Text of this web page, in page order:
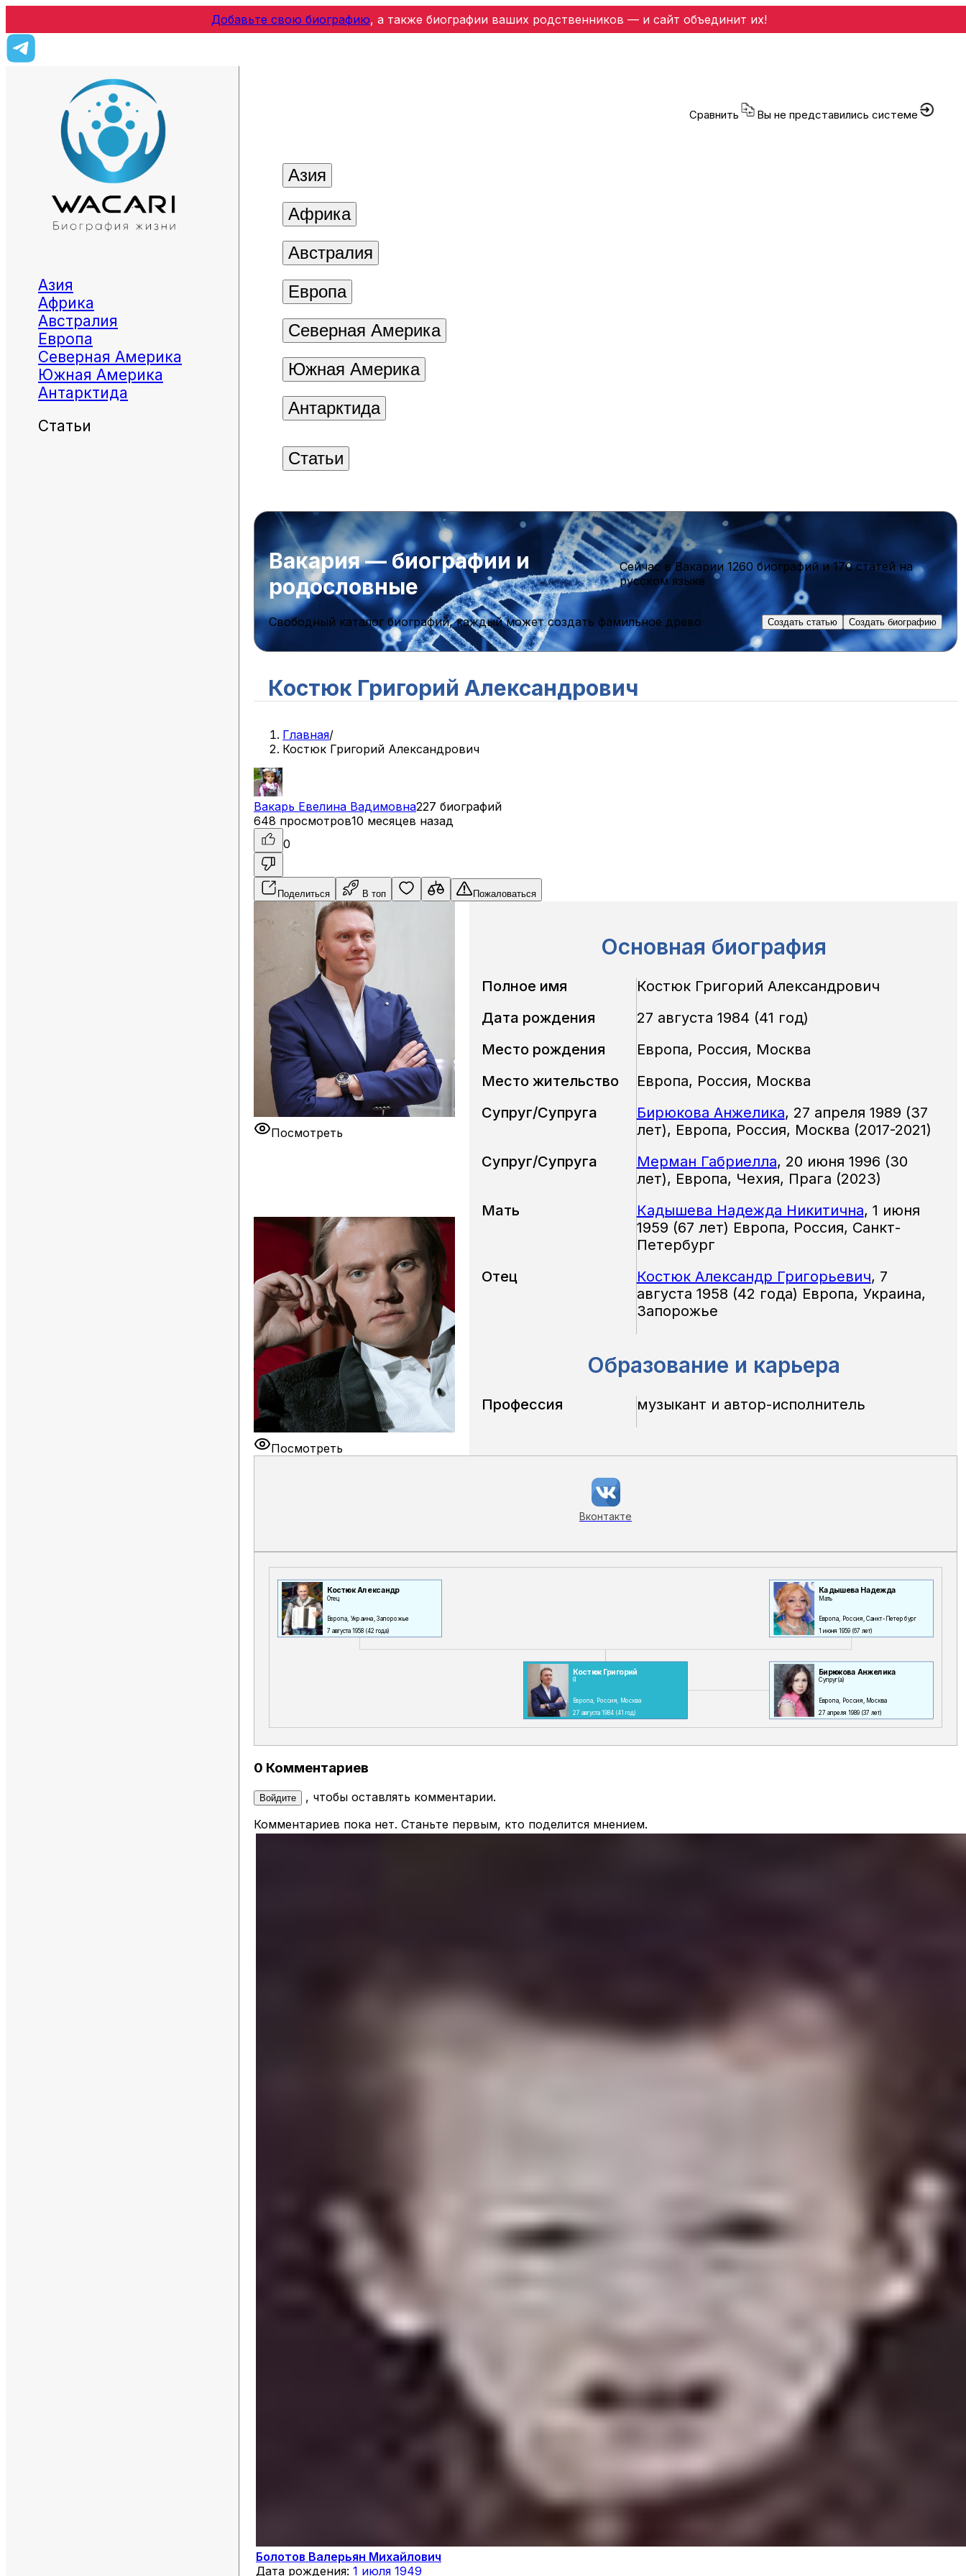
Добавьте свою биографию, а также биографии ваших родственников — и сайт объединит их!
Азия
Африка
Австралия
Европа
Северная Америка
Южная Америка
Антарктида
Статьи
Сравнить Вы не представились системе
Азия
Африка
Австралия
Европа
Северная Америка
Южная Америка
Антарктида
Статьи
Вакария — биографии и
родословные
Cейчас в Вакарии 1260 биографийи170 статейна
русском языке
Свободный каталог биографий, каждый может создать фамильное древо Создать статью Создать биографию
Костюк Григорий Александрович
Главная/
Костюк Григорий Александрович
Вакарь Евелина Вадимовна227 биографий
648 просмотров10 месяцев назад
0
Поделиться В топ Пожаловаться
Посмотреть
Посмотреть
Основная биография
Полное имя
Костюк Григорий Александрович
Дата рождения
27 августа 1984 (41 год)
Место рождения
Европа, Россия, Москва
Место жительство
Европа, Россия, Москва
Супруг/Супруга
Бирюкова Анжелика, 27 апреля 1989 (37
лет), Европа, Россия, Москва (2017-2021)
Супруг/Супруга
Мерман Габриелла, 20 июня 1996 (30
лет), Европа, Чехия, Прага (2023)
Мать
Кадышева Надежда Никитична, 1 июня
1959 (67 лет) Европа, Россия, Санкт-
Петербург
Отец
Костюк Александр Григорьевич, 7
августа 1958 (42 года) Европа, Украина,
Запорожье
Образование и карьера
Профессия музыкант и автор-исполнитель
Вконтакте
Костюк Александр
Отец
Европа, Украина, Запорожье
7 августа 1958 (42 года)
Кадышева Надежда
Мать
Европа, Россия, Санкт-Петербург
1 июня 1959 (67 лет)
Костюк Григорий
Я
Европа, Россия, Москва
27 августа 1984 (41 год)
Бирюкова Анжелика
Супруг(а)
Европа, Россия, Москва
27 апреля 1989 (37 лет)
0 Комментариев
Войдите
, чтобы оставлять комментарии.
Комментариев пока нет. Станьте первым, кто поделится мнением.
Болотов Валерьян Михайлович
Дата рождения: 1 июля 1949